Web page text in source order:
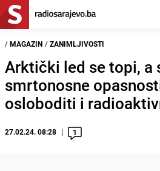
/ MAGAZIN / ZANIMLJIVOSTI
Arktički led se topi, a
smrtonosne
osloboditi i
27.02.24. 08:28 1